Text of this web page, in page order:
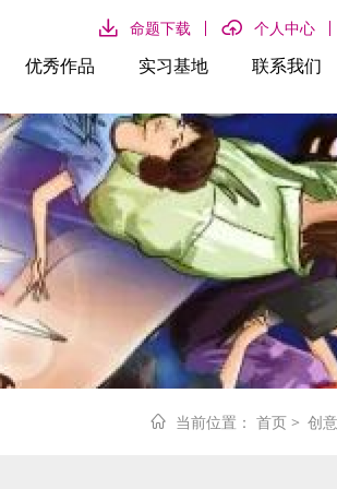
命题下载 个人中心
优秀作品 实习基地 联系我们
当前位置： 首页 > 创